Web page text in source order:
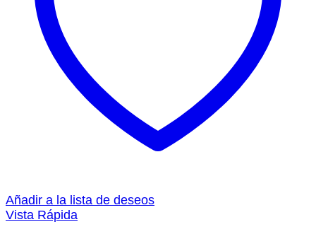
Añadir a la lista de deseos
Vista Rápida